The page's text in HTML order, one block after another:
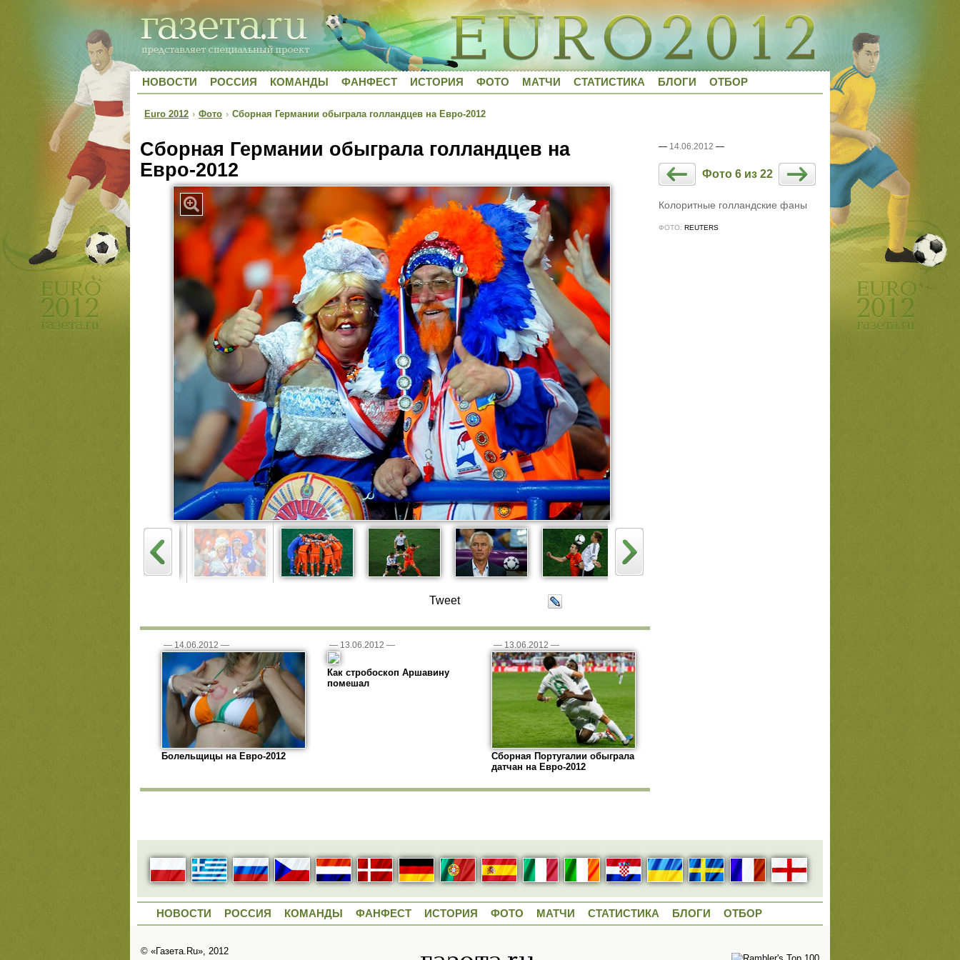
НОВОСТИ РОССИЯ КОМАНДЫ ФАНФЕСТ ИСТОРИЯ ФОТО МАТЧИ СТАТИСТИКА БЛОГИ ОТБОР
Euro 2012 › Фото › Сборная Германии обыграла голландцев на Евро-2012
Сборная Германии обыграла голландцев на
Евро-2012
Tweet
— 14.06.2012 —
Фото 6 из 22
Колоритные голландские фаны
ФОТО: REUTERS
— 14.06.2012 —
Болельщицы на Евро-2012
— 13.06.2012 —
Как стробоскоп Аршавину
помешал
— 13.06.2012 —
Сборная Португалии обыграла
датчан на Евро-2012
НОВОСТИ РОССИЯ КОМАНДЫ ФАНФЕСТ ИСТОРИЯ ФОТО МАТЧИ СТАТИСТИКА БЛОГИ ОТБОР
© «Газета.Ru», 2012